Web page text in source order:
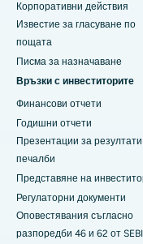
Най-добрата
Най-добрата
Най-добрата
Най-добрата
Най-добрата
Най-добрата
Най-добрата
Корпоративни действия
Известие за гласуване по
пощата
Писма за назначаване
Връзки с инвеститорите
Финансови отчети
Годишни отчети
Презентации за
печалби
Представяне на
Регулаторни документи
Оповестявания съгласно
разпоредби 46 и 62 от SEBI